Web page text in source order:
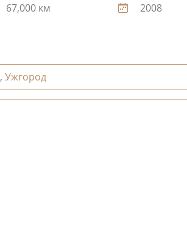
67,000 км
2008
,Ужгород